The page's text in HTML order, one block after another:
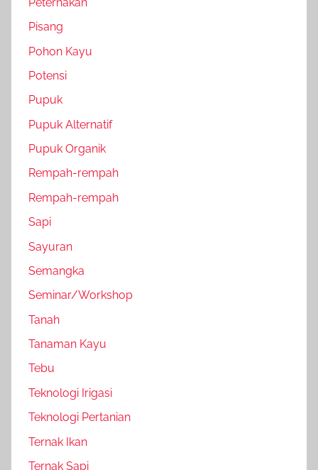
Pisang
Pohon Kayu
Potensi
Pupuk
Pupuk Alternatif
Pupuk Organik
Rempah-rempah
Rempah-rempah
Sapi
Sayuran
Semangka
Seminar/Workshop
Tanah
Tanaman Kayu
Tebu
Teknologi Irigasi
Teknologi Pertanian
Ternak Ikan
Ternak Sapi